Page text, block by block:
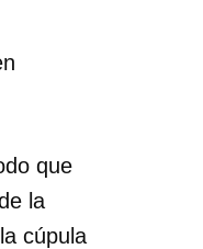
que
la
cúpula